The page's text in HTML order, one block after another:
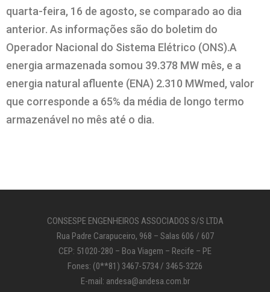
quarta-feira, 16 de agosto, se comparado ao dia
anterior. As informações são do boletim do
Operador Nacional do Sistema Elétrico (ONS).A
energia armazenada somou 39.378 MW mês, e a
energia natural afluente (ENA) 2.310 MWmed, valor
que corresponde a 65% da média de longo termo
armazenável no mês até o dia.
CONSESPE ENGENHEIROS ASSOCIADOS S/S LTDA
Rua Padre Carapuceiro, 968 – Salas 606 / 607
CEP: 51020-280 – Boa Viagem – Recife – PE
Fones: (0**81) 3467-5734 / 3465-3226
E-mail: andesa@andesa.com.br